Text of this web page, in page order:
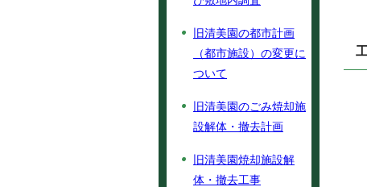
旧清美園の都市計画
（都市施設）の変更に
ついて
旧清美園のごみ焼却施
設解体・撤去計画
旧清美園焼却施設解
体・撤去工事